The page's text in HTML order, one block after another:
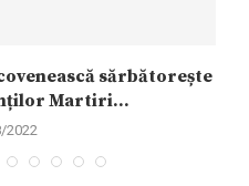
sărbătorește
Martiri...
2022